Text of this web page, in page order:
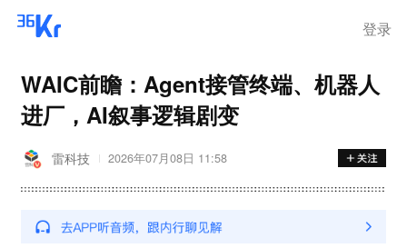
登录
WAIC前瞻：Agent接管终端、机器人
进厂，AI叙事逻辑剧变
雷科技 2026年07月08日 11:58